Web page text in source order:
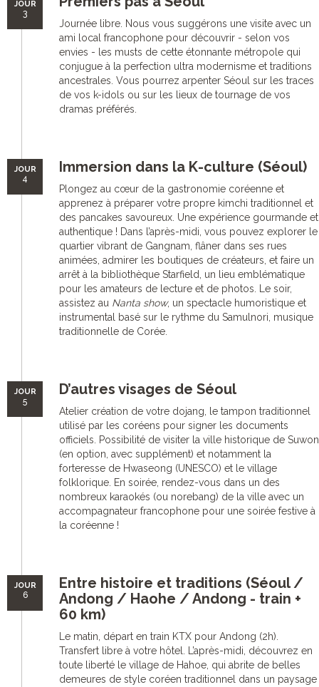
JOUR
3
Journée libre. Nous vous suggérons une visite avec un
ami local francophone pour découvrir - selon vos
envies - les musts de cette étonnante métropole qui
conjugue à la perfection ultra modernisme et traditions
ancestrales. Vous pourrez arpenter Séoul sur les traces
de vos k-idols ou sur les lieux de tournage de vos
dramas préférés.
JOUR
4
Immersion dans la K-culture (Séoul)
Plongez au cœur de la gastronomie coréenne et
apprenez à préparer votre propre kimchi traditionnel et
des pancakes savoureux. Une expérience gourmande et
authentique ! Dans l’après-midi, vous pouvez explorer le
quartier vibrant de Gangnam, flâner dans ses rues
animées, admirer les boutiques de créateurs, et faire un
arrêt à la bibliothèque Starfield, un lieu emblématique
pour les amateurs de lecture et de photos. Le soir,
assistez au Nanta show, un spectacle humoristique et
instrumental basé sur le rythme du Samulnori, musique
traditionnelle de Corée.
JOUR
5
D’autres visages de Séoul
Atelier création de votre dojang, le tampon traditionnel
utilisé par les coréens pour signer les documents
officiels. Possibilité de visiter la ville historique de Suwon
(en option, avec supplément) et notamment la
forteresse de Hwaseong (UNESCO) et le village
folklorique. En soirée, rendez-vous dans un des
nombreux karaokés (ou norebang) de la ville avec un
accompagnateur francophone pour une soirée festive à
la coréenne !
JOUR
6
Entre histoire et traditions (Séoul /
Andong / Haohe / Andong - train +
60 km)
Le matin, départ en train KTX pour Andong (2h).
Transfert libre à votre hôtel. L’après-midi, découvrez en
toute liberté le village de Hahoe, qui abrite de belles
demeures de style coréen traditionnel dans un paysage